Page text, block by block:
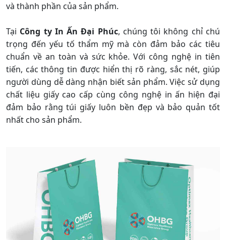
và thành phần của sản phẩm.
Tại Công ty In Ấn Đại Phúc, chúng tôi không chỉ chú
trọng đến yếu tố thẩm mỹ mà còn đảm bảo các tiêu
chuẩn về an toàn và sức khỏe. Với công nghệ in tiên
tiến, các thông tin được hiển thị rõ ràng, sắc nét, giúp
người dùng dễ dàng nhận biết sản phẩm. Việc sử dụng
chất liệu giấy cao cấp cùng công nghệ in ấn hiện đại
đảm bảo rằng túi giấy luôn bền đẹp và bảo quản tốt
nhất cho sản phẩm.